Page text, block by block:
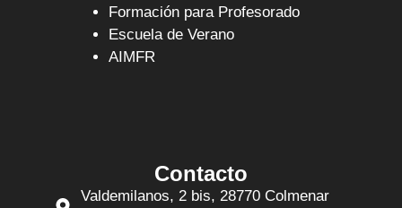
Formación para Profesorado
Escuela de Verano
AIMFR
Contacto
Valdemilanos, 2 bis, 28770 Colmenar